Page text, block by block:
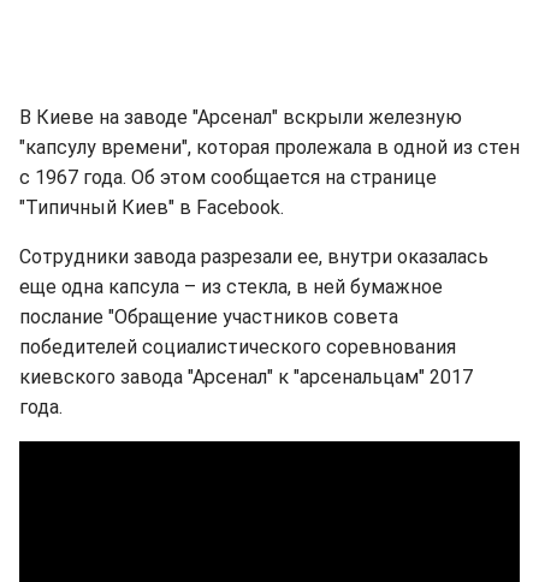
В Киеве на заводе "Арсенал" вскрыли железную
"капсулу времени", которая пролежала в одной из стен
с 1967 года. Об этом сообщается на странице
"Типичный Киев" в Facebook.
Сотрудники завода разрезали ее, внутри оказалась
еще одна капсула – из стекла, в ней бумажное
послание "Обращение участников совета
победителей социалистического соревнования
киевского завода "Арсенал" к "арсенальцам" 2017
года.